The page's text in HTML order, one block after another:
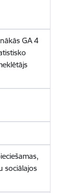
GA 4
sociālajos